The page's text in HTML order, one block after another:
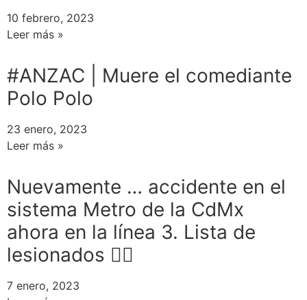
10 febrero, 2023
Leer más »
#ANZAC | Muere el comediante
Polo Polo
23 enero, 2023
Leer más »
Nuevamente … accidente en el
sistema Metro de la CdMx
ahora en la línea 3. Lista de
lesionados 👇🏻
7 enero, 2023